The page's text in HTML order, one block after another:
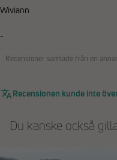
Wiviann
-
Recensioner samlade från en
Recensionen kunde inte
Du kanske också